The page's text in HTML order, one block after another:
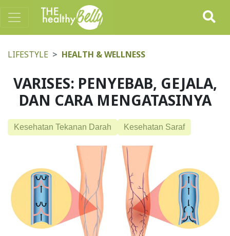
LIFESTYLE HEALTH & WELLNESS
VARISES: PENYEBAB, GEJALA,
DAN CARA MENGATASINYA
Kesehatan Tekanan Darah Kesehatan Saraf